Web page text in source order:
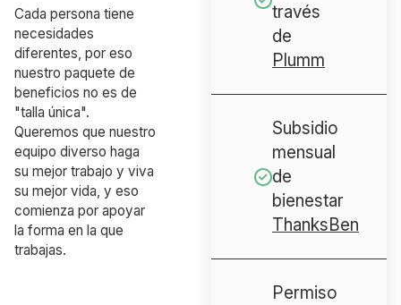
Cada persona tiene
necesidades
diferentes, por eso
nuestro paquete de
beneficios no es de
"talla única".
Queremos que nuestro
equipo diverso haga
su mejor trabajo y viva
su mejor vida, y eso
comienza por apoyar
la forma en la que
trabajas.
través
de
Plumm
Subsidio
mensual
de
bienestar
ThanksBen
Permiso